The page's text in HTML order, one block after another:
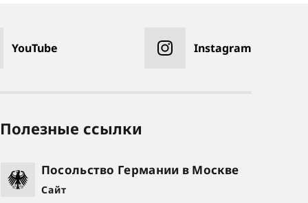
YouTube Instagram
Полезные ссылки
Посольство Германии в Москве
Сайт